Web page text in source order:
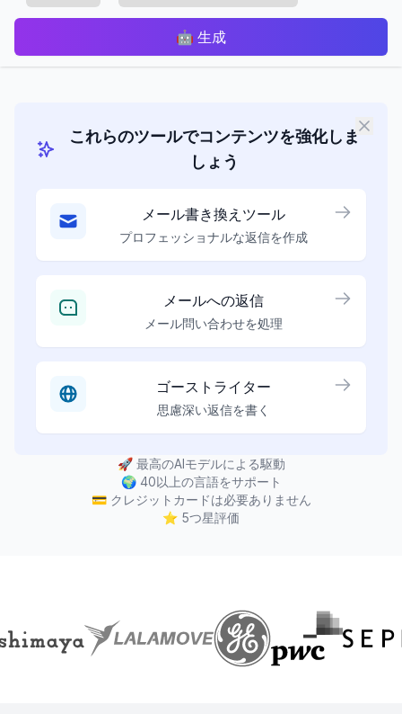
🤖 生成
これらのツールでコンテンツを強化しま
しょう
メール書き換えツール
プロフェッショナルな返信を作成
メールへの返信
メール問い合わせを処理
ゴーストライター
思慮深い返信を書く
🚀 最高のAIモデルによる駆動
🌍 40以上の言語をサポート
💳 クレジットカードは必要ありません
⭐ 5つ星評価